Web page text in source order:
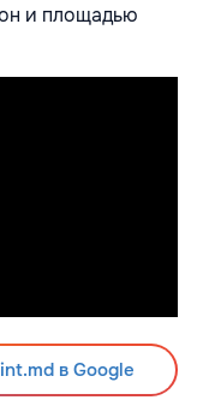
и площадью
в Google